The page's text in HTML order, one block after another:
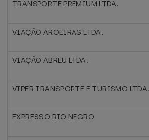
TRANSPORTE PREMIUM LTDA.
VIAÇÃO AROEIRAS LTDA.
VIAÇÃO ABREU LTDA.
VIPER TRANSPORTE E TURISMO LTDA.
EXPRESSO RIO NEGRO